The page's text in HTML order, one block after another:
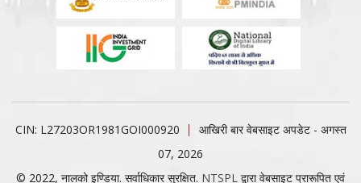
CIN: L27203OR1981GOI000920
आखिरी बार वेबसाइट अपडेट - अगस्त
07, 2026
© 2022, नालको इण्डिया. सर्वाधिकार सुरक्षित. NTSPL द्वारा वेबसाइट प्रारूपित एवं